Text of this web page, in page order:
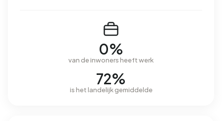
0%
van de inwoners heeft werk
72%
is het landelijk gemiddelde